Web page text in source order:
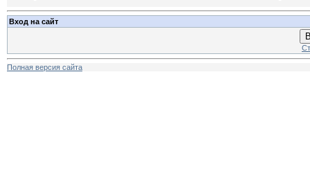
Вход на сайт
Полная версия сайта